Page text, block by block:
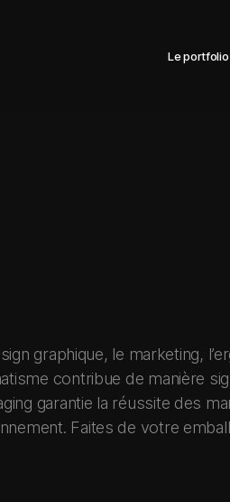
Le portfolio
graphique, le marketing,
contribue de manière
garantie la réussite des
Faites de votre